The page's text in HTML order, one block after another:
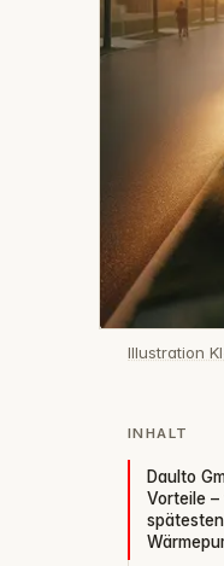
Illustration
INHALT
Daulto
Vorteile –